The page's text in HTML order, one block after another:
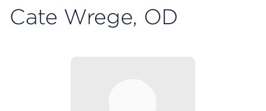
Cate Wrege, OD